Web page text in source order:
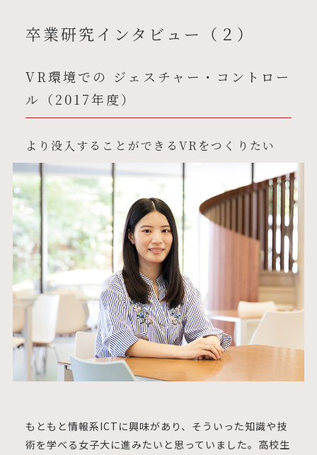
卒業研究インタビュー（２）
VR環境での ジェスチャー・コントロー
ル（2017年度）
より没入することができるVRをつくりたい
もともと情報系ICTに興味があり、そういった知識や技
術を学べる女子大に進みたいと思っていました。高校生